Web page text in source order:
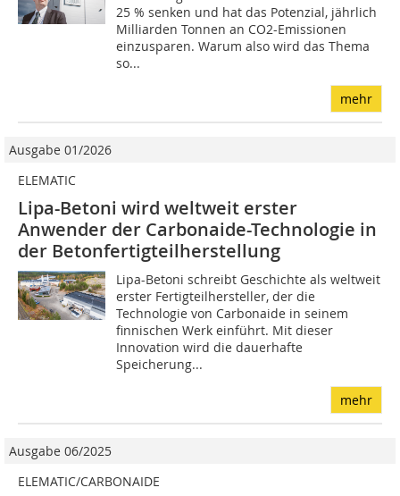
25 % senken und hat das Potenzial, jährlich
Milliarden Tonnen an CO2-Emissionen
einzusparen. Warum also wird das Thema
so...
mehr
Ausgabe 01/2026
ELEMATIC
Lipa-Betoni wird weltweit erster
Anwender der Carbonaide-Technologie in
der Betonfertigteilherstellung
Lipa-Betoni schreibt Geschichte als weltweit
erster Fertigteilhersteller, der die
Technologie von Carbonaide in seinem
finnischen Werk einführt. Mit dieser
Innovation wird die dauerhafte
Speicherung...
mehr
Ausgabe 06/2025
ELEMATIC/CARBONAIDE